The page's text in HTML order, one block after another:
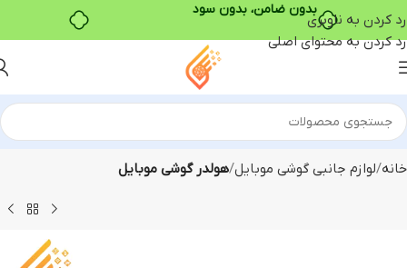
رد کردن به ناوبری
رد کردن به محتوای اصلی
خانه لوازم جانبی گوشی موبایل هولدر گوشی موبایل